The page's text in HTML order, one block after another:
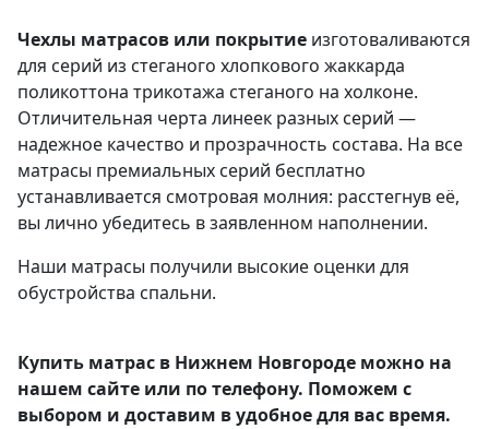
Чехлы матрасов или покрытие изготоваливаются
для серий из стеганого хлопкового жаккарда
поликоттона трикотажа стеганого на холконе.
Отличительная черта линеек разных серий —
надежное качество и прозрачность состава. На все
матрасы премиальных серий бесплатно
устанавливается смотровая молния: расстегнув её,
вы лично убедитесь в заявленном наполнении.
Наши матрасы получили высокие оценки для
обустройства спальни.
Купить матрас в Нижнем Новгороде можно на
нашем сайте или по телефону. Поможем с
выбором и доставим в удобное для вас время.